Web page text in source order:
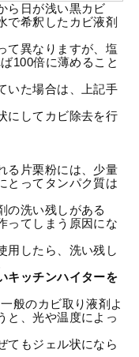
ら日が浅い黒カビ
で希釈したカビ液剤
て異なりますが、塩
100倍に薄めること
いた場合は、上記手
にしてカビ除去を行
る片栗粉には、少量
とってタンパク質は
の洗い残しがある
ってしまう原因にな
用したら、洗い残し
キッチンハイターを
般のカビ取り液剤よ
と、光や温度によっ
てもジェル状になら